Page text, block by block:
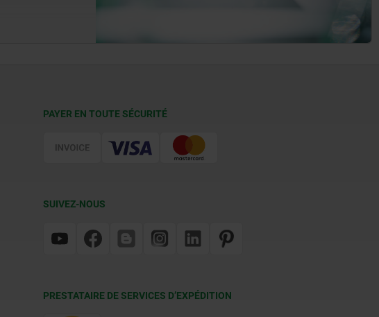
PAYER EN TOUTE SÉCURITÉ
SUIVEZ-NOUS
PRESTATAIRE DE SERVICES D’EXPÉDITION